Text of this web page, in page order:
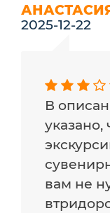
2025-12-22
В
указано,
вам не